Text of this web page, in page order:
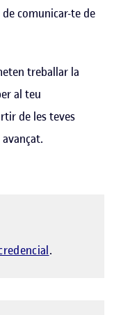
comunicar-te de
treballar la
al teu
de les teves
.